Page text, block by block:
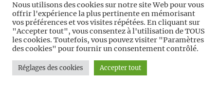
MES AUTRES SITES
Mon domainePatrimoine Avesnois
Nos Calvaires en Avesnois
Nous utilisons des cookies sur notre site Web pour vous
offrir l'expérience la plus pertinente en mémorisant
vos préférences et vos visites répétées. En cliquant sur
"Accepter tout", vous consentez à l'utilisation de TOUS
les cookies. Toutefois, vous pouvez visiter "Paramètres
des cookies" pour fournir un consentement contrôlé.
Réglages des cookies Accepter tout